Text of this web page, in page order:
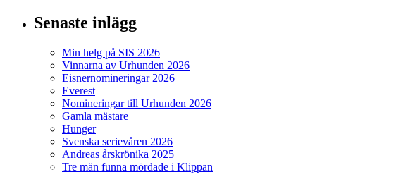
Senaste inlägg
Min helg på SIS 2026
Vinnarna av Urhunden 2026
Eisnernomineringar 2026
Everest
Nomineringar till Urhunden 2026
Gamla mästare
Hunger
Svenska serievåren 2026
Andreas årskrönika 2025
Tre män funna mördade i Klippan